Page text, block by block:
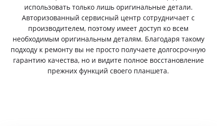
использовать только лишь оригинальные детали.
Авторизованный сервисный центр сотрудничает с
производителем, поэтому имеет доступ ко всем
необходимым оригинальным деталям. Благодаря такому
подходу к ремонту вы не просто получаете долгосрочную
гарантию качества, но и видите полное восстановление
прежних функций своего планшета.